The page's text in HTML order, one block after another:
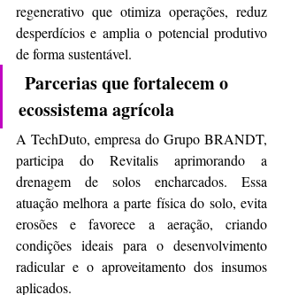
regenerativo que otimiza operações, reduz
desperdícios e amplia o potencial produtivo
de forma sustentável.
Parcerias que fortalecem o
ecossistema agrícola
A TechDuto, empresa do Grupo BRANDT,
participa do Revitalis aprimorando a
drenagem de solos encharcados. Essa
atuação melhora a parte física do solo, evita
erosões e favorece a aeração, criando
condições ideais para o desenvolvimento
radicular e o aproveitamento dos insumos
aplicados.